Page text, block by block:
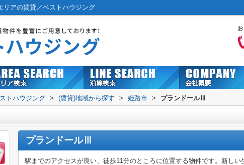
アの賃貸／ベストハウジング
トハウジング > (賃貸)地域から探す > 姫路市 > プランドールⅢ
プランドールⅢ
駅までのアクセスが良い、徒歩11分のところに位置する物件です。新し